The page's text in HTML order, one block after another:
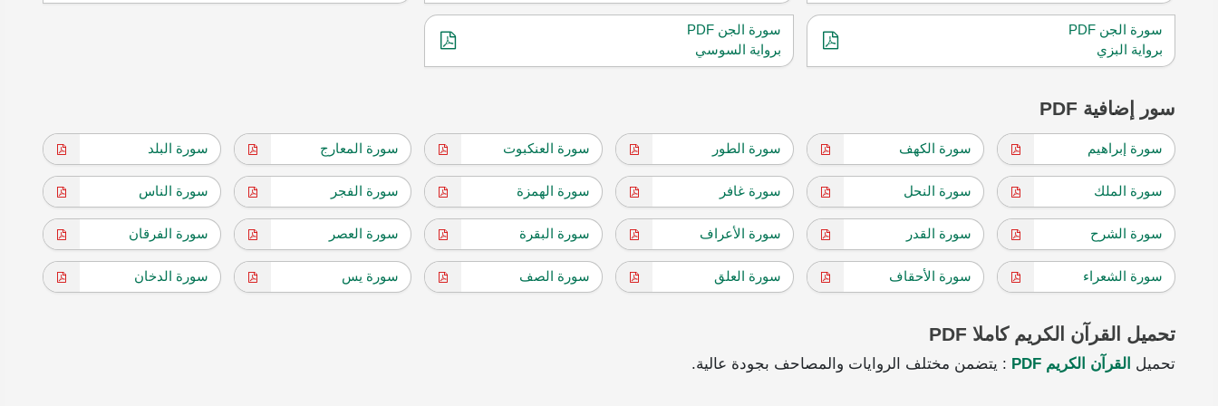
سورة الجن PDF
برواية البزي
سورة الجن PDF
برواية السوسي
سور إضافية PDF
سورة إبراهيم سورة الكهف سورة الطور سورة العنكبوت سورة المعارج سورة البلد
سورة الملك سورة النحل سورة غافر سورة الهمزة سورة الفجر سورة الناس
سورة الشرح سورة القدر سورة الأعراف سورة البقرة سورة العصر سورة الفرقان
سورة الشعراء سورة الأحقاف سورة العلق سورة الصف سورة يس سورة الدخان
تحميل القرآن الكريم كاملا PDF
تحميل القرآن الكريم PDF : يتضمن مختلف الروايات والمصاحف بجودة عالية.